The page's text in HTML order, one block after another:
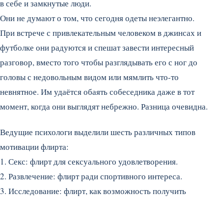
в себе и замкнутые люди.
Они не думают о том, что сегодня одеты неэлегантно.
При встрече с привлекательным человеком в джинсах и
футболке они радуются и спешат завести интересный
разговор, вместо того чтобы разглядывать его с ног до
головы с недовольным видом или мямлить что-то
невнятное. Им удаётся обаять собеседника даже в тот
момент, когда они выглядят небрежно. Разница очевидна.
Ведущие психологи выделили шесть различных типов
мотивации флирта:
1. Секс: флирт для сексуального удовлетворения.
2. Развлечение: флирт ради спортивного интереса.
3. Исследование: флирт, как возможность получить